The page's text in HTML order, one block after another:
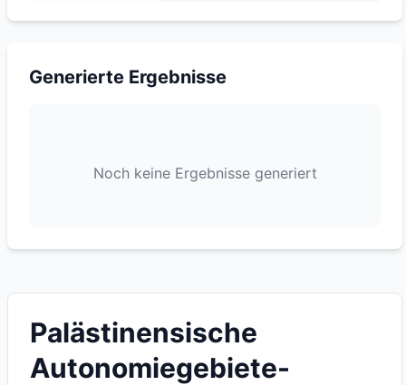
Generierte Ergebnisse
Noch keine Ergebnisse generiert
Palästinensische
Autonomiegebiete-